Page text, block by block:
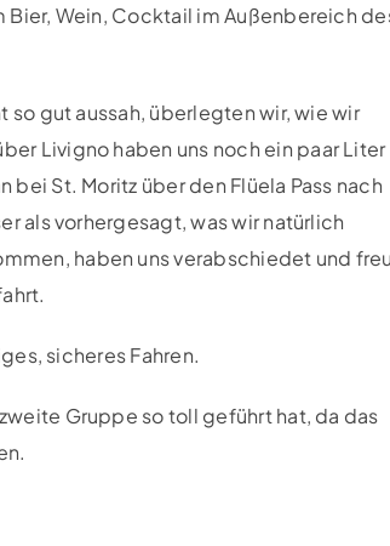
Wein, Cocktail im Außenbereich
so gut aussah, überlegten wir, wie wir
Livigno haben uns noch ein paar Liter
St. Moritz über den Flüela Pass nach
als vorhergesagt, was wir natürlich
haben uns verabschiedet und
sicheres Fahren.
Gruppe so toll geführt hat, da das